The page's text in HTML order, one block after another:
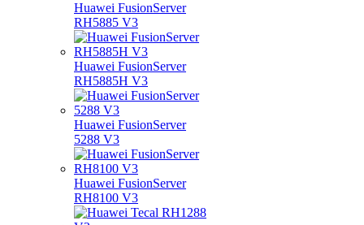
Huawei FusionServer
RH5885 V3
Huawei FusionServer
RH5885H V3
Huawei FusionServer
5288 V3
Huawei FusionServer
RH8100 V3